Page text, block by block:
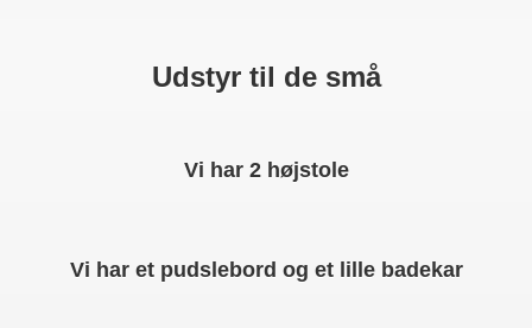
Udstyr til de små
Vi har 2 højstole
Vi har et pudslebord og et lille badekar